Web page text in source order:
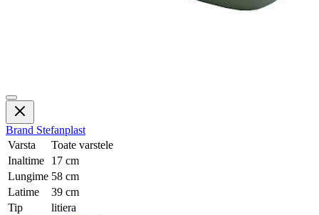
Brand Stefanplast
Varsta
Toate varstele
Inaltime
17 cm
Lungime 58 cm
Latime
39 cm
Tip
litiera